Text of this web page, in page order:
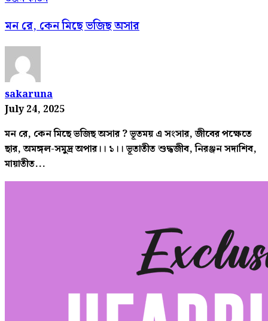
মন রে, কেন মিছে ভজিছ অসার
sakaruna
July 24, 2025
মন রে, কেন মিছে ভজিছ অসার ? ভূতময় এ সংসার, জীবের পক্ষেতে
ছার, অমঙ্গল-সমুদ্র অপার।। ১।। ভূতাতীত শুদ্ধজীব, নিরঞ্জন সদাশিব,
মায়াতীত...